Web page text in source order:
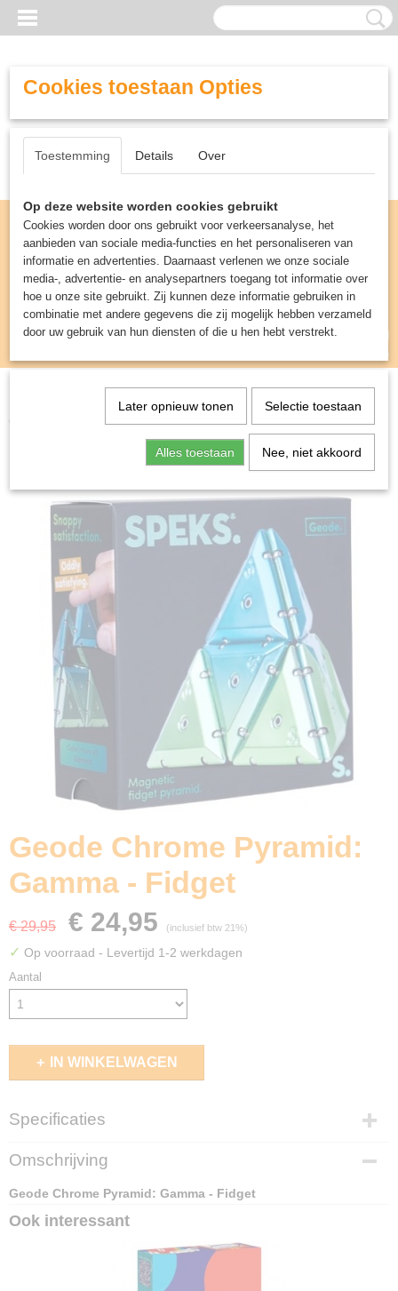
Inloggen Registreren
UW WINKELWAGEN
(0)
Spellen & Puzzels> Geode Chrome Pyramid:
Gamma - Fidget
Geode Chrome Pyramid:
Gamma - Fidget
€ 29,95 € 24,95 (inclusief btw 21%)
✓ Op voorraad - Levertijd 1-2 werkdagen
Aantal
IN WINKELWAGEN
Specificaties
EAN code
850063343985
Omschrijving
Geode Chrome Pyramid: Gamma - Fidget
Ook interessant
Cookies toestaan Opties
Toestemming Details Over
Op deze website worden cookies gebruikt
Cookies worden door ons gebruikt voor verkeersanalyse, het
aanbieden van sociale media-functies en het personaliseren van
informatie en advertenties. Daarnaast verlenen we onze sociale
media-, advertentie- en analysepartners toegang tot informatie over
hoe u onze site gebruikt. Zij kunnen deze informatie gebruiken in
combinatie met andere gegevens die zij mogelijk hebben verzameld
door uw gebruik van hun diensten of die u hen hebt verstrekt.
Later opnieuw tonen Selectie toestaan
Alles toestaan Nee, niet akkoord